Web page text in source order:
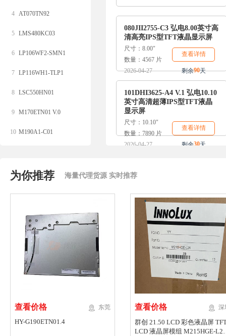
4 AT070TN92
5 LMS480KC03
6 LP106WF2-SMN1
7 LP116WH1-TLP1
8 LSC550HN01
9 M170ETN01 V.0
10 M190A1-C01
080JII2755-C3 弘电8.00英寸高
清高亮IPS型TFT液晶显示屏
尺寸：8.00"
数量：4567 片
查看详情
2026-04-27 剩余90天
101DHI3625-A4 V.1 弘电10.10
英寸高清超薄IPS型TFT液晶
显示屏
尺寸：10.10"
数量：7890 片
查看详情
2026-04-27 剩余30天
为你推荐 海量代理货源 实时推荐
查看价格  东莞
HY-G190ETN01.4
查看价格  深
群创 21.50 LCD 彩色液晶屏
LCD 液晶屏模组 M215HGE-L21